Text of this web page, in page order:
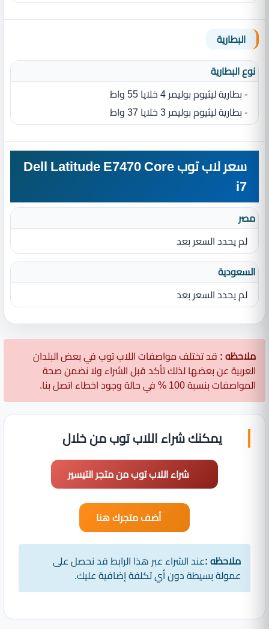
البطارية
نوع البطارية‏
- بطارية ليثيوم بوليمر 4‏ خلايا ‏55 واط
- بطارية ليثيوم بوليمر 3‏ خلايا ‏37 واط
سعر لاب توب Dell Latitude E7470 Core
i7
مصر
لم يحدد السعر بعد
السعودية
لم يحدد السعر بعد
ملاحظه : قد تختلف مواصفات اللاب توب في بعض البلدان
العربية عن بعضها لذلك تأكد قبل الشراء ولا نضمن صحة
المواصفات بنسبة 100 % في حالة وجود اخطاء اتصل بنا.
يمكنك شراء اللاب توب من خلال
شراء اللاب توب من متجر التيسير
أضف متجرك هنا
ملاحظه :عند الشراء عبر هذا الرابط قد نحصل على
عمولة بسيطة دون أي تكلفة إضافية عليك.